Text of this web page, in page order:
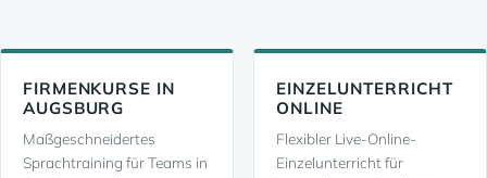
FIRMENKURSE IN
AUGSBURG
Maßgeschneidertes
Sprachtraining für Teams in
EINZELUNTERRICHT
ONLINE
Flexibler Live-Online-
Einzelunterricht für